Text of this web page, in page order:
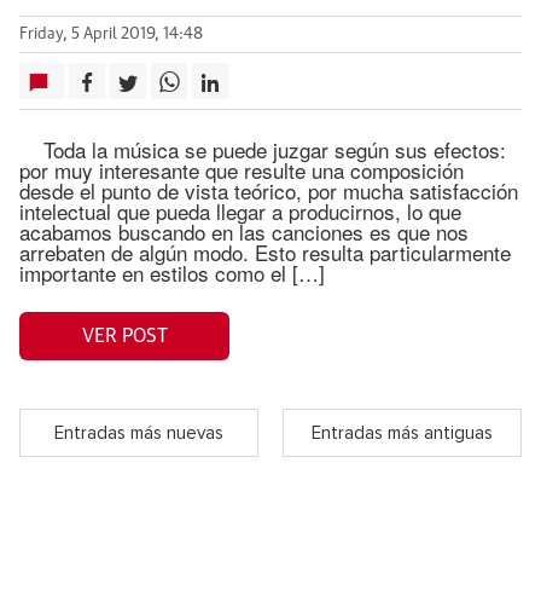
Friday, 5 April 2019, 14:48
Toda la música se puede juzgar según sus efectos:
por muy interesante que resulte una composición
desde el punto de vista teórico, por mucha satisfacción
intelectual que pueda llegar a producirnos, lo que
acabamos buscando en las canciones es que nos
arrebaten de algún modo. Esto resulta particularmente
importante en estilos como el […]
VER POST
Entradas más nuevas Entradas más antiguas